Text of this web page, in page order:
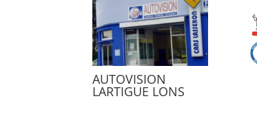
AUTOVISION
LARTIGUE LONS